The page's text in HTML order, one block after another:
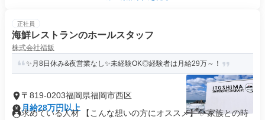
正社員
海鮮レストランのホールスタッフ
株式会社福飯
✨月8日休み&夜営業なし✨未経験OK◎経験者は月給29万～！
〒819-0203福岡県福岡市西区
月給28万円以上
求めている人材 【こんな想いの方にオススメ】 ✅家族との時